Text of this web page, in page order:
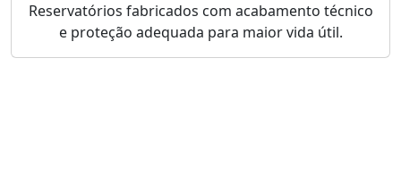
Reservatórios fabricados com acabamento técnico
e proteção adequada para maior vida útil.